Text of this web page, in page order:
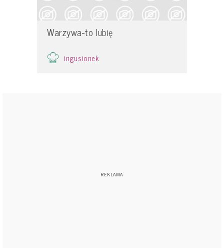
Warzywa-to lubię
ingusionek